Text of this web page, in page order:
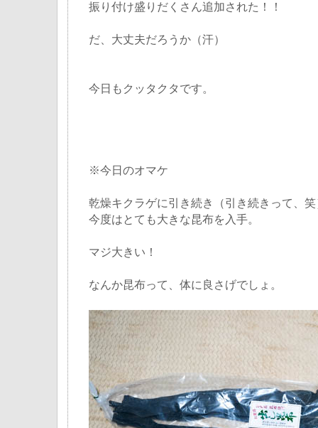
振り付け盛りだくさん追加された！！
だ、大丈夫だろうか（汗）
今日もクッタクタです。
※今日のオマケ
乾燥キクラゲに引き続き（引き続きって、笑
今度はとても大きな昆布を入手。
マジ大きい！
なんか昆布って、体に良さげでしょ。